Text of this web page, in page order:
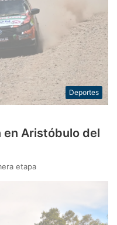
Deportes
en Aristóbulo del
etapa